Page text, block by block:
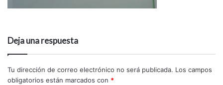
Deja una respuesta
Tu dirección de correo electrónico no será publicada. Los campos
obligatorios están marcados con *